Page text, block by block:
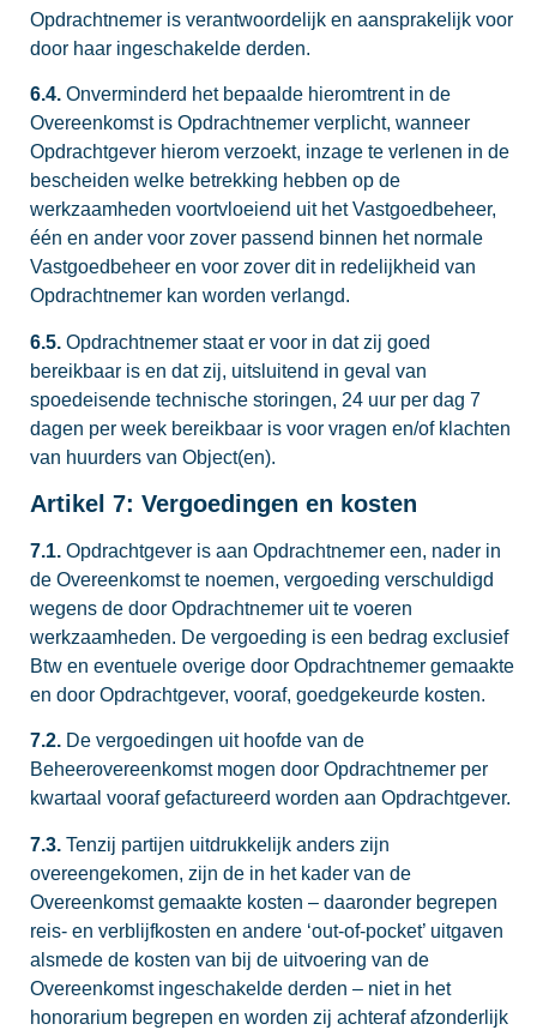
Opdrachtnemer is verantwoordelijk en aansprakelijk voor
door haar ingeschakelde derden.
6.4. Onverminderd het bepaalde hieromtrent in de
Overeenkomst is Opdrachtnemer verplicht, wanneer
Opdrachtgever hierom verzoekt, inzage te verlenen in de
bescheiden welke betrekking hebben op de
werkzaamheden voortvloeiend uit het Vastgoedbeheer,
één en ander voor zover passend binnen het normale
Vastgoedbeheer en voor zover dit in redelijkheid van
Opdrachtnemer kan worden verlangd.
6.5. Opdrachtnemer staat er voor in dat zij goed
bereikbaar is en dat zij, uitsluitend in geval van
spoedeisende technische storingen, 24 uur per dag 7
dagen per week bereikbaar is voor vragen en/of klachten
van huurders van Object(en).
Artikel 7: Vergoedingen en kosten
7.1. Opdrachtgever is aan Opdrachtnemer een, nader in
de Overeenkomst te noemen, vergoeding verschuldigd
wegens de door Opdrachtnemer uit te voeren
werkzaamheden. De vergoeding is een bedrag exclusief
Btw en eventuele overige door Opdrachtnemer gemaakte
en door Opdrachtgever, vooraf, goedgekeurde kosten.
7.2. De vergoedingen uit hoofde van de
Beheerovereenkomst mogen door Opdrachtnemer per
kwartaal vooraf gefactureerd worden aan Opdrachtgever.
7.3. Tenzij partijen uitdrukkelijk anders zijn
overeengekomen, zijn de in het kader van de
Overeenkomst gemaakte kosten – daaronder begrepen
reis- en verblijfkosten en andere ‘out-of-pocket’ uitgaven
alsmede de kosten van bij de uitvoering van de
Overeenkomst ingeschakelde derden – niet in het
honorarium begrepen en worden zij achteraf afzonderlijk